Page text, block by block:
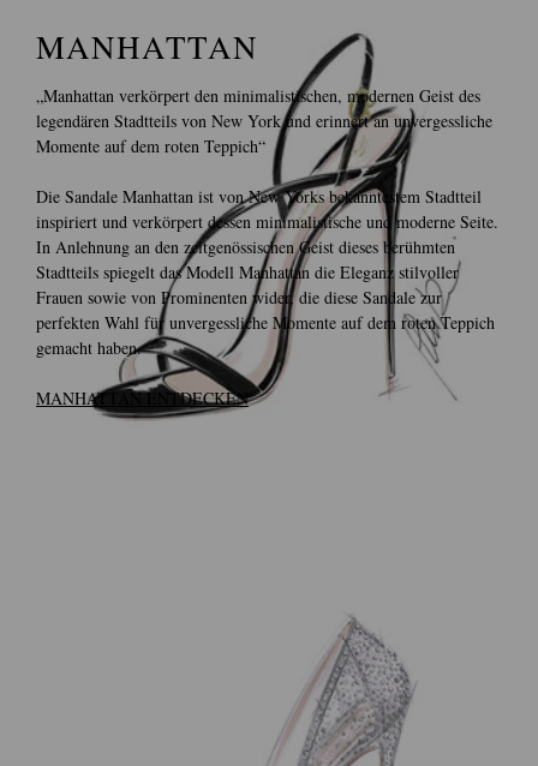
MANHATTAN
„Manhattan verkörpert den minimalistischen, modernen Geist des
legendären Stadtteils von New York und erinnert an unvergessliche
Momente auf dem roten Teppich“
Die Sandale Manhattan ist von New Yorks bekanntestem Stadtteil
inspiriert und verkörpert dessen minimalistische und moderne Seite.
In Anlehnung an den zeitgenössischen Geist dieses berühmten
Stadtteils spiegelt das Modell Manhattan die Eleganz stilvoller
Frauen sowie von Prominenten wider, die diese Sandale zur
perfekten Wahl für unvergessliche Momente auf dem roten Teppich
gemacht haben.
MANHATTAN ENTDECKEN